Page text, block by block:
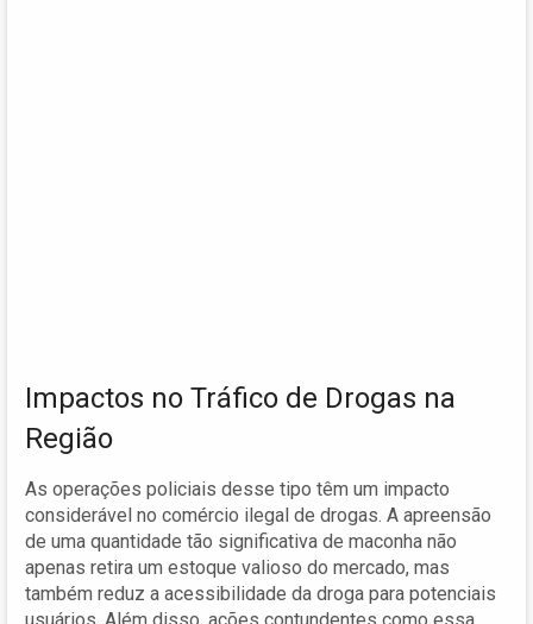
Impactos no Tráfico de Drogas na
Região
As operações policiais desse tipo têm um impacto
considerável no comércio ilegal de drogas. A apreensão
de uma quantidade tão significativa de maconha não
apenas retira um estoque valioso do mercado, mas
também reduz a acessibilidade da droga para potenciais
usuários. Além disso, ações contundentes como essa